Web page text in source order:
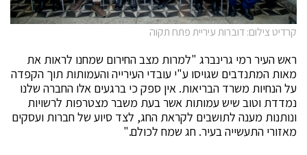
קרדיט צילום: דוברות עיריית פתח תקוה
ראש העיר רמי גרינברג "למרות מצב החירום שמחנו לראות את
מאות המתנדבים שגויסו ע"י עובדי העירייה והעמותות תוך הקפדה
על הנחיות משרד הבריאות. אין ספק כי ברגעים אלו החברה שלנו
נמדדת וטוב שיש עמותות אשר בעת משבר מצטרפות לרשויות
ונותנות מענה לתושבים לקראת החג, לצד סיוע של חברות ועסקים
מאזורי התעשייה בעיר. חג שמח לכולם."